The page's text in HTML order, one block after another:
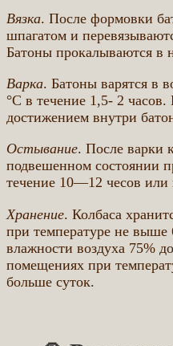
Вязка. После формовки
шпагатом и
Батоны прокалываются в
Варка. Батоны варятся в
°С в течение 1,5- 2 часов.
достижением внутри
Остывание. После варки
подвешенном состоянии
течение 10—12 чесов или
Хранение. Колбаса
при температуре не выше
влажности воздуха 75%
помещениях при
больше суток.